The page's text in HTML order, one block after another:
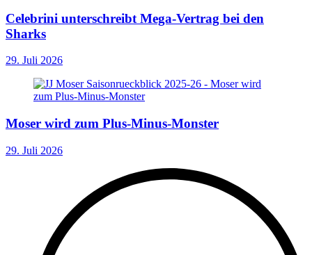
Celebrini unterschreibt Mega-Vertrag bei den
Sharks
29. Juli 2026
Moser wird zum Plus-Minus-Monster
29. Juli 2026